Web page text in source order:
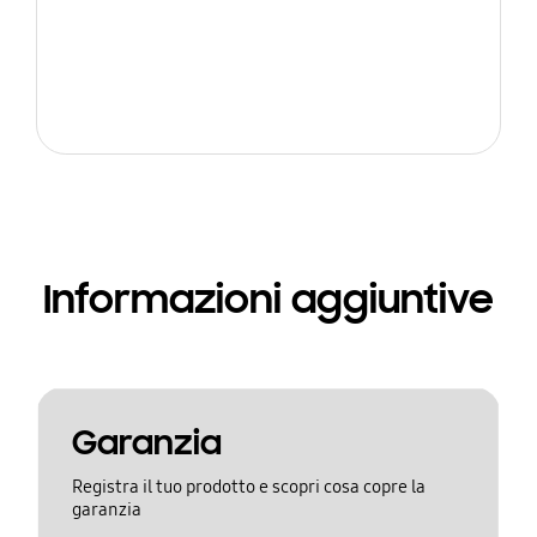
Informazioni aggiuntive
Garanzia
Registra il tuo prodotto e scopri cosa copre la
garanzia